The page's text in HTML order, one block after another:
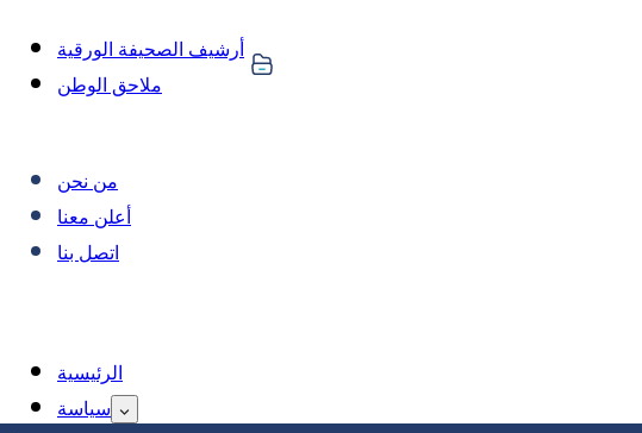
أرشيف الصحيفة الورقية
ملاحق الوطن
من نحن
أعلن معنا
اتصل بنا
الرئيسية
سياسة